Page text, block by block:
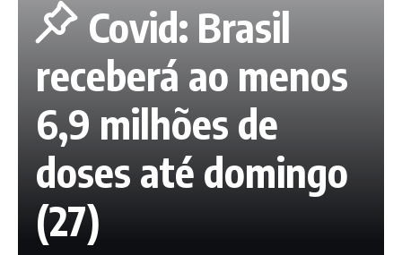
Covid: Brasil
receberá ao menos
6,9 milhões de
doses até domingo
(27)